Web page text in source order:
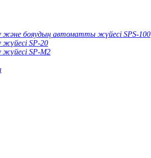
және бояудың автоматты жүйесі SPS-100
жүйесі SP-20
жүйесі SP-M2